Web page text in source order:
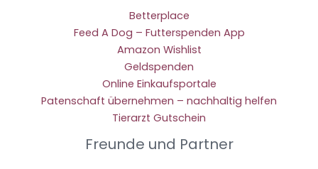
Betterplace
Feed A Dog – Futterspenden App
Amazon Wishlist
Geldspenden
Online Einkaufsportale
Patenschaft übernehmen – nachhaltig helfen
Tierarzt Gutschein
Freunde und Partner